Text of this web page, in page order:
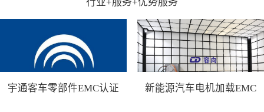
宇通客车零部件EMC认证
新能源汽车电机加载EMC